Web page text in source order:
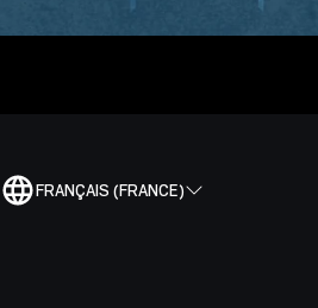
FRANÇAIS (FRANCE)